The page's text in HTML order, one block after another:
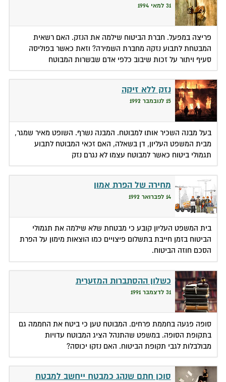
31 למאי 1994
פריצה במפעל. חברת הביטוח שילמה את הנזק. האם רשאית
המבטחת לתבוע נזקה מחברת השמירה? וזאת כאשר בפוליסה
סעיף ויתור על זכות שיבוב כלפי אדם שבשרות המבוטח
נזק ללא זיקה
15 לנובמבר 1992
בעל מבנה השכיר אותו למבוטח. המבנה נשרף. השופט מאיר שמגר,
מבית המשפט העליון, דן בשאלה, האם זכאי המבוטח לתבוע
תגמולי ביטוח כאשר למבוטח עצמו לא נגרם נזק
מחירה של הפרת אמון
14 לפברואר 1992
בית המשפט העליון קובע כי מבטחת שלא שילמה את תגמולי
הביטוח בזמן חייבת בתשלום פיצויים כמו הוצאות מימון על הפרת
הסכם חוזה הביטוח.
כשלון ההסתברות המזערית
31 לדצמבר 1991
סופה פגעה בחממת פרחים. המבוטח טען כי ביטח את החממה גם
בתקופת הסופה. במשפט שהתנהל הציג המבוטח עדויות
מבולבלות לגבי תקופת הביטוח. האם נזקו יכוסה?
סוכן חתם שנהג כמבטח ייחשב למבטח